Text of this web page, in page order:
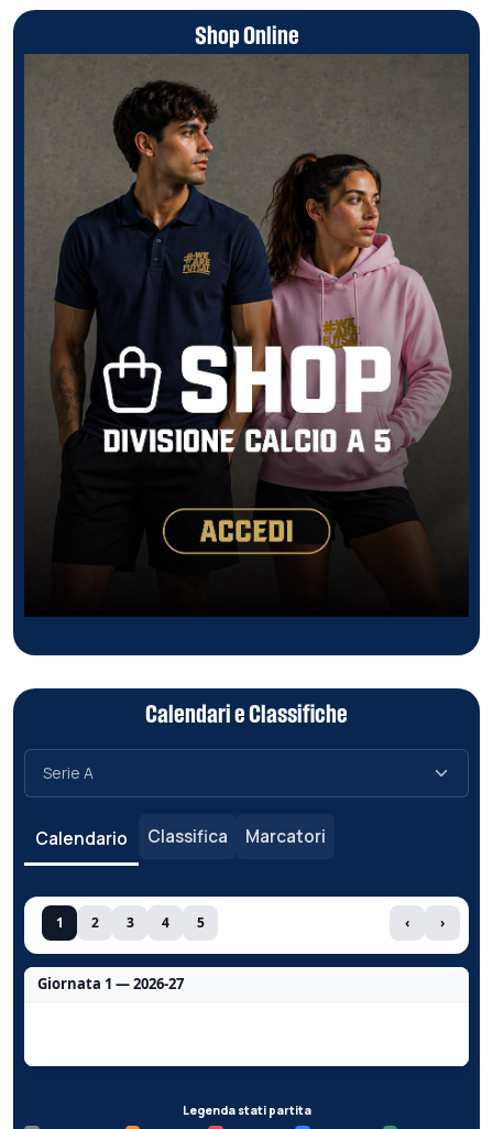
Shop Online
Calendari e Classifiche
Calendario Classifica Marcatori
1 2 3 4 5 ‹ ›
Giornata 1 — 2026-27
Legenda stati partita